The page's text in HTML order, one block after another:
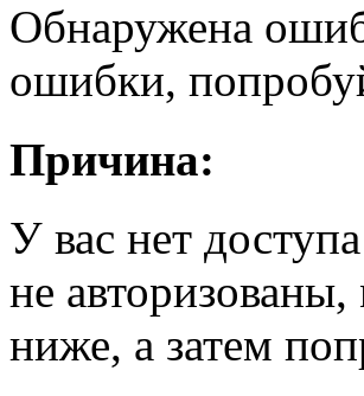
Обнаружена
ошибки,
Причина:
У вас нет
не
ниже, а затем